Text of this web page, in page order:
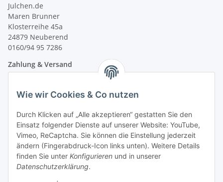
Wie wir Cookies & Co nutzen
Durch Klicken auf „Alle akzeptieren“ gestatten Sie den
Einsatz folgender Dienste auf unserer Website: YouTube,
Vimeo, ReCaptcha. Sie können die Einstellung jederzeit
ändern (Fingerabdruck-Icon links unten). Weitere Details
finden Sie unter Konfigurieren und in unserer
Datenschutzerklärung.
Julchen.de
Maren Brunner
Klosterreihe 45a
24879 Neuberend
0160/94 95 7286
Zahlung & Versand